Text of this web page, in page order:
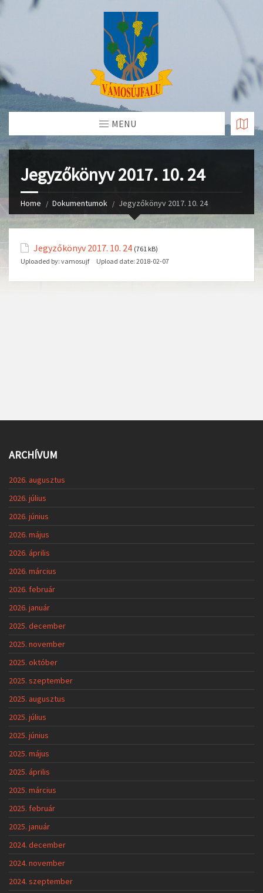
Skip
MENU
Jegyzőkönyv 2017. 10. 24
Home Dokumentumok Jegyzőkönyv 2017. 10. 24
Jegyzőkönyv 2017. 10. 24 (761 kB)
Uploaded by: vamosujf Upload date: 2018-02-07
ARCHÍVUM
2026. augusztus
2026. július
2026. június
2026. május
2026. április
2026. március
2026. február
2026. január
2025. december
2025. november
2025. október
2025. szeptember
2025. augusztus
2025. július
2025. június
2025. május
2025. április
2025. március
2025. február
2025. január
2024. december
2024. november
2024. szeptember